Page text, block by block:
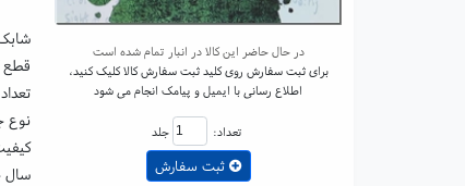
در حال حاضر این کالا در انبار تمام شده است
برای ثبت سفارش روی کلید ثبت سفارش کالا کلیک کنید،
اطلاع رسانی با ایمیل و پیامک انجام می شود
تعداد: جلد
ثبت سفارش
قطع
نوع
سال